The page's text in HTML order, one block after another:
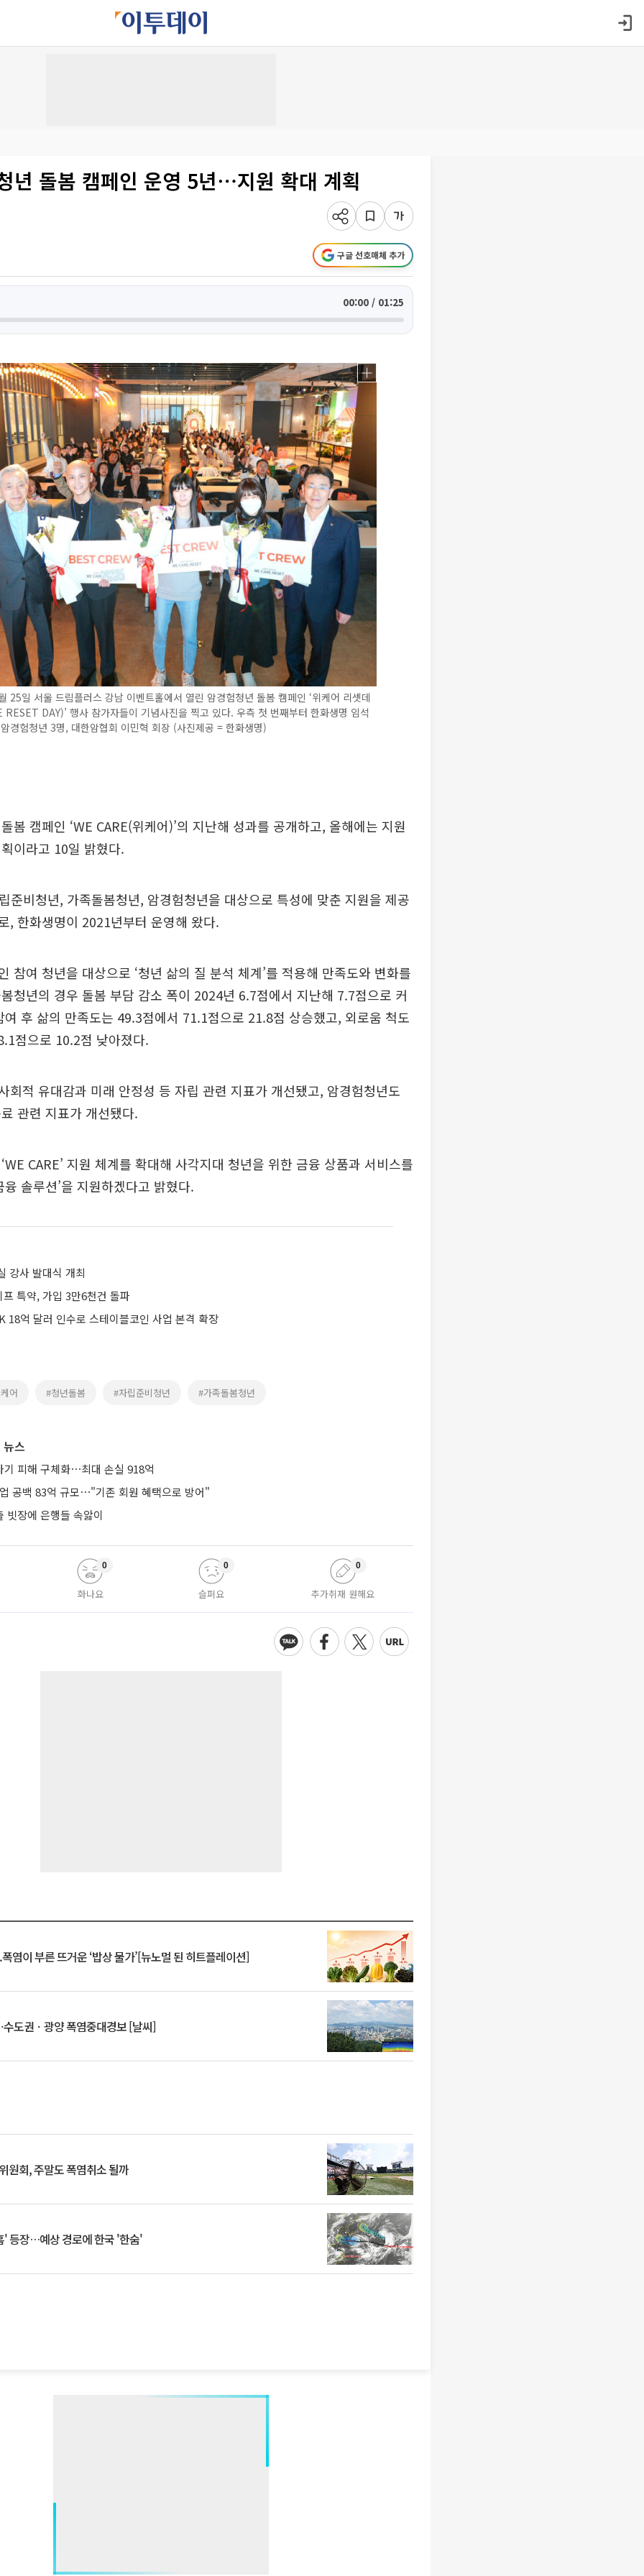
년 돌봄 캠페인 운영 5년⋯지원 확대 계획
구글 선호매체 추가
00:00 / 01:25
25일 서울 드림플러스 강남 이벤트홀에서 열린 암경험청년 돌봄 캠페인 ‘위케어 리셋데
RESET DAY)’ 행사 참가자들이 기념사진을 찍고 있다. 우측 첫 번째부터 한화생명 임석
경험청년 3명, 대한암협회 이민혁 회장 (사진제공 = 한화생명)
봄 캠페인 ‘WE CARE(위케어)’의 지난해 성과를 공개하고, 올해에는 지원
이라고 10일 밝혔다.
립준비청년, 가족돌봄청년, 암경험청년을 대상으로 특성에 맞춘 지원을 제공
, 한화생명이 2021년부터 운영해 왔다.
참여 청년을 대상으로 ‘청년 삶의 질 분석 체계’를 적용해 만족도와 변화를
청년의 경우 돌봄 부담 감소 폭이 2024년 6.7점에서 지난해 7.7점으로 커
여 후 삶의 만족도는 49.3점에서 71.1점으로 21.8점 상승했고, 외로움 척도
점으로 10.2점 낮아졌다.
회적 유대감과 미래 안정성 등 자립 관련 지표가 개선됐고, 암경험청년도
관련 지표가 개선됐다.
CARE’ 지원 체계를 확대해 사각지대 청년을 위한 금융 상품과 서비스를
융 솔루션’을 지원하겠다고 밝혔다.
강사 발대식 개최
특약, 가입 3만6천건 돌파
18억 달러 인수로 스테이블코인 사업 본격 확장
어 #청년돌봄 #자립준비청년 #가족돌봄청년
스
기 피해 구체화⋯최대 손실 918억
공백 83억 규모⋯"기존 회원 혜택으로 방어"
장에 은행들 속앓이
화나요
0
슬퍼요
0
추가취재 원해요
0
염이 부른 뜨거운 ‘밥상 물가’[뉴노멀 된 히트플레이션]
도권ㆍ광양 폭염중대경보 [날씨]
원회, 주말도 폭염취소 될까
' 등장…예상 경로에 한국 '한숨'